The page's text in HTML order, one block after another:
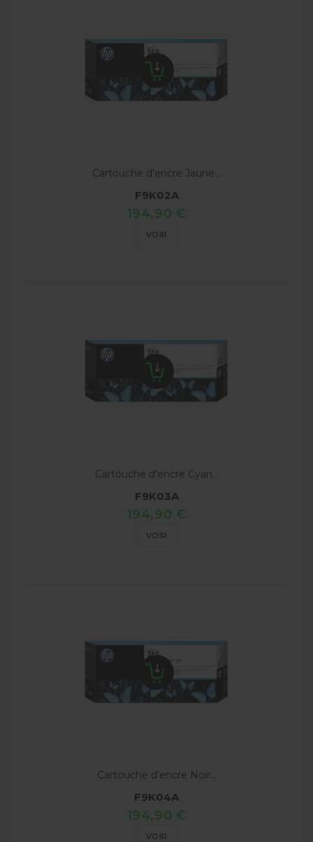
Cartouche d'encre Jaune...
F9K02A
194,90 €
VOIR
Cartouche d'encre Cyan...
F9K03A
194,90 €
VOIR
Cartouche d'encre Noir...
F9K04A
194,90 €
VOIR